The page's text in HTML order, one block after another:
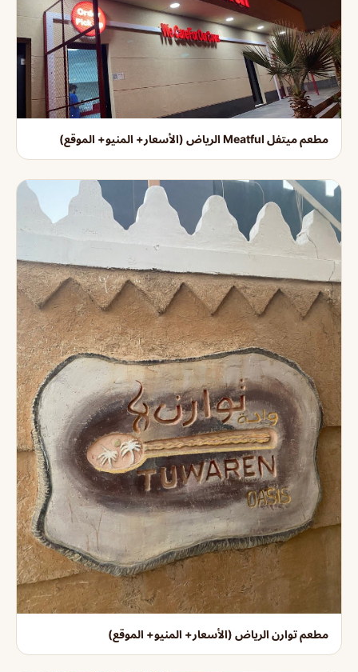
مطعم ميتفل Meatful الرياض (الأسعار+ المنيو+ الموقع)
مطعم توارن الرياض (الأسعار+ المنيو+ الموقع)